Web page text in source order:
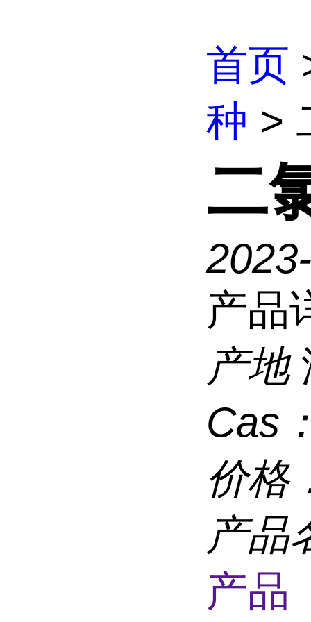
首页
种 >
二
产品
产地
Cas
价格
产品
产品